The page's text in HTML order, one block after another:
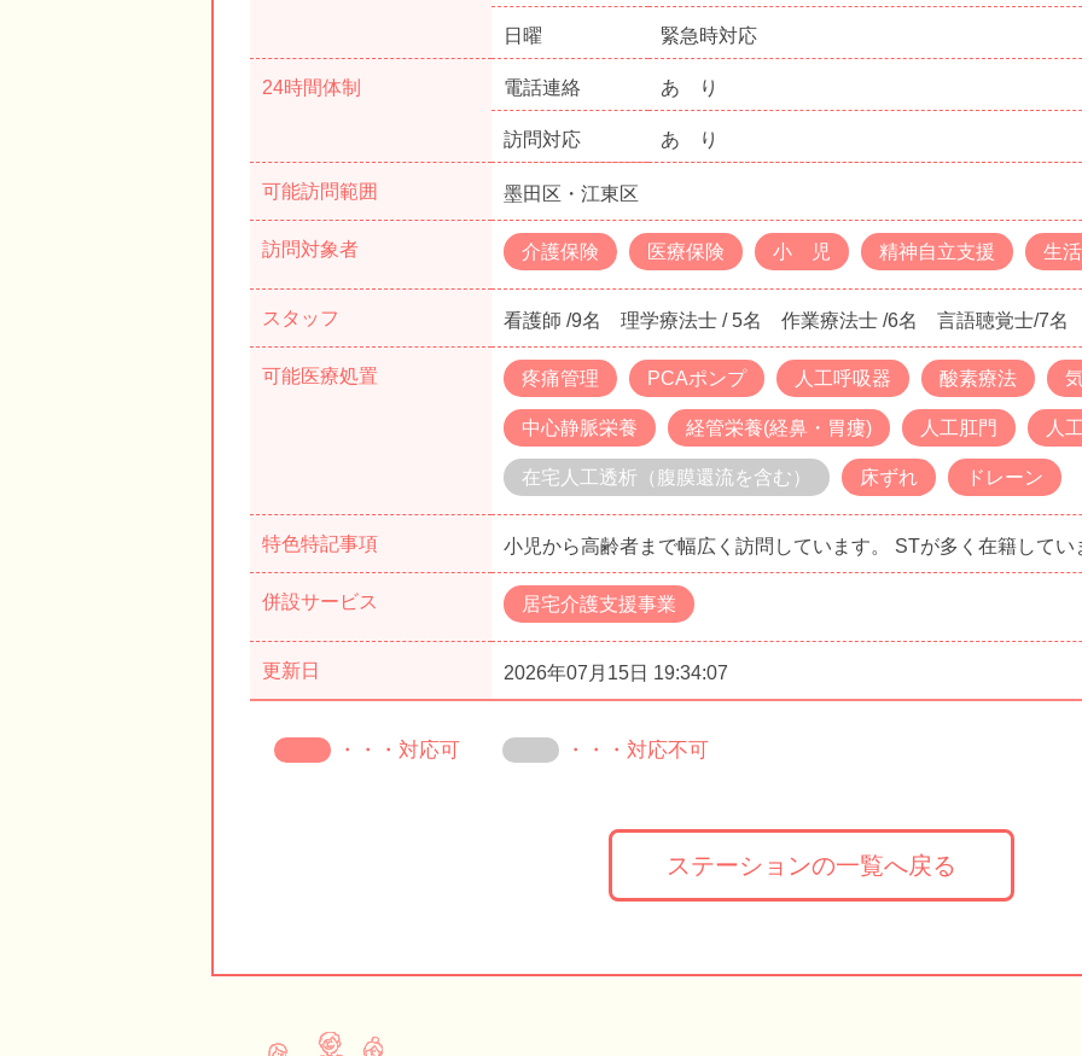
日曜 緊急時対応
24時間体制 電話連絡 あ り
訪問対応 あ り
可能訪問範囲 墨田区・江東区
訪問対象者 介護保険 医療保険 小 児 精神自立支援 生
スタッフ 看護師 /9名 理学療法士 / 5名 作業療法士 /6名 言語聴覚士/7名
可能医療処置 疼痛管理 PCAポンプ 人工呼吸器 酸素療法
中心静脈栄養 経管栄養(経鼻・胃瘻) 人工肛門 人
在宅人工透析（腹膜還流を含む） 床ずれ ドレーン
特色特記事項 小児から高齢者まで幅広く訪問しています。 STが多く在籍してい
併設サービス 居宅介護支援事業
更新日 2026年07月15日 19:34:07
・・・対応可 ・・・対応不可
ステーションの一覧へ戻る